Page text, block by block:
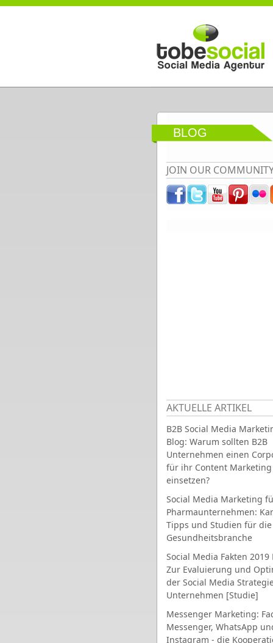
Direkt zum Inhalt
BLOG
JOIN OUR
AKTUELLE ARTIKEL
B2B Social Media
Blog: Warum sollten B2B
Unternehmen einen
für ihr Content Marketing
einsetzen?
Social Media Marketing
Pharmaunternehmen:
Tipps und Studien für die
Gesundheitsbranche
Social Media Fakten 2019
Zur Evaluierung und
der Social Media
Unternehmen [Studie]
Messenger Marketing:
Messenger, WhatsApp
Instagram - die